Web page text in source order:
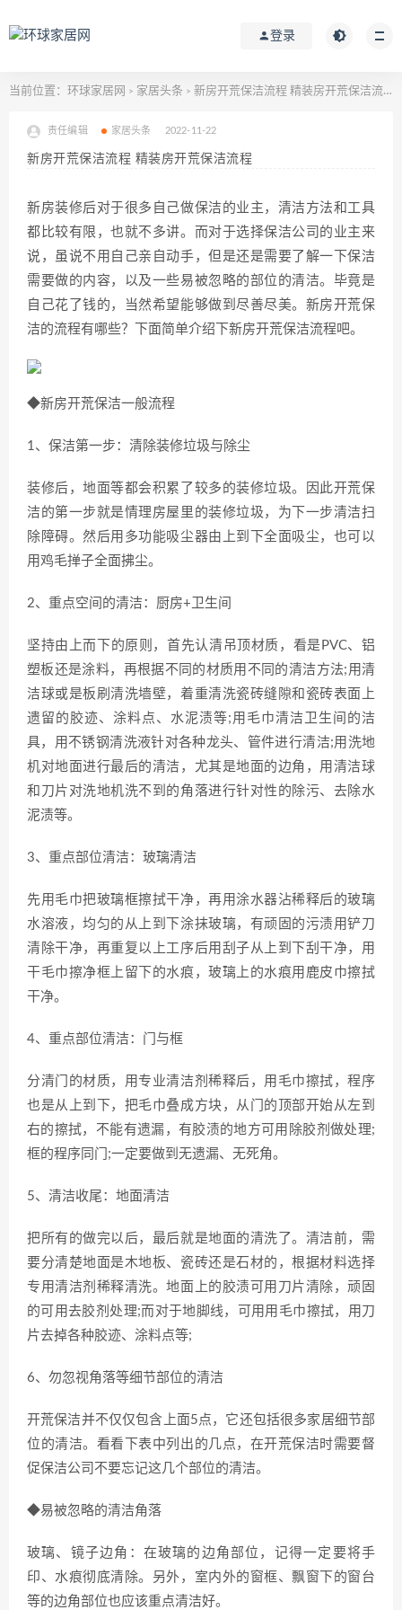
登录
当前位置： 环球家居网 > 家居头条 > 新房开荒保洁流程 精装房开荒保洁流程
责任编辑 家居头条 2022-11-22
新房开荒保洁流程 精装房开荒保洁流程
新房装修后对于很多自己做保洁的业主，清洁方法和工具
都比较有限，也就不多讲。而对于选择保洁公司的业主来
说，虽说不用自己亲自动手，但是还是需要了解一下保洁
需要做的内容，以及一些易被忽略的部位的清洁。毕竟是
自己花了钱的，当然希望能够做到尽善尽美。新房开荒保
洁的流程有哪些？下面简单介绍下新房开荒保洁流程吧。
◆新房开荒保洁一般流程
1、保洁第一步：清除装修垃圾与除尘
装修后，地面等都会积累了较多的装修垃圾。因此开荒保
洁的第一步就是情理房屋里的装修垃圾，为下一步清洁扫
除障碍。然后用多功能吸尘器由上到下全面吸尘，也可以
用鸡毛掸子全面拂尘。
2、重点空间的清洁：厨房+卫生间
坚持由上而下的原则，首先认清吊顶材质，看是PVC、铝
塑板还是涂料，再根据不同的材质用不同的清洁方法;用清
洁球或是板刷清洗墙壁，着重清洗瓷砖缝隙和瓷砖表面上
遗留的胶迹、涂料点、水泥渍等;用毛巾清洁卫生间的洁
具，用不锈钢清洗液针对各种龙头、管件进行清洁;用洗地
机对地面进行最后的清洁，尤其是地面的边角，用清洁球
和刀片对洗地机洗不到的角落进行针对性的除污、去除水
泥渍等。
3、重点部位清洁：玻璃清洁
先用毛巾把玻璃框擦拭干净，再用涂水器沾稀释后的玻璃
水溶液，均匀的从上到下涂抹玻璃，有顽固的污渍用铲刀
清除干净，再重复以上工序后用刮子从上到下刮干净，用
干毛巾擦净框上留下的水痕，玻璃上的水痕用鹿皮巾擦拭
干净。
4、重点部位清洁：门与框
分清门的材质，用专业清洁剂稀释后，用毛巾擦拭，程序
也是从上到下，把毛巾叠成方块，从门的顶部开始从左到
右的擦拭，不能有遗漏，有胶渍的地方可用除胶剂做处理;
框的程序同门;一定要做到无遗漏、无死角。
5、清洁收尾：地面清洁
把所有的做完以后，最后就是地面的清洗了。清洁前，需
要分清楚地面是木地板、瓷砖还是石材的，根据材料选择
专用清洁剂稀释清洗。地面上的胶渍可用刀片清除，顽固
的可用去胶剂处理;而对于地脚线，可用用毛巾擦拭，用刀
片去掉各种胶迹、涂料点等;
6、勿忽视角落等细节部位的清洁
开荒保洁并不仅仅包含上面5点，它还包括很多家居细节部
位的清洁。看看下表中列出的几点，在开荒保洁时需要督
促保洁公司不要忘记这几个部位的清洁。
◆易被忽略的清洁角落
玻璃、镜子边角：在玻璃的边角部位，记得一定要将手
印、水痕彻底清除。另外，室内外的窗框、飘窗下的窗台
等的边角部位也应该重点清洁好。